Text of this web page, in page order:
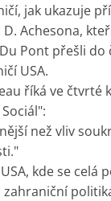
jak ukazuje
D. Achesona,
Pont přešli do
USA.
říká ve čtvrté
než vliv
kde se celá
zahraniční